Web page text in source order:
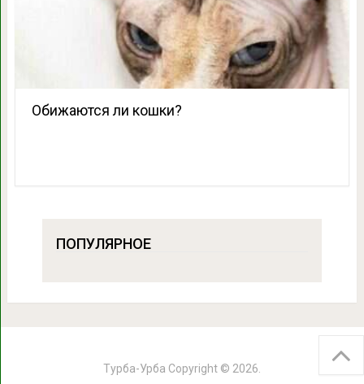
Обижаются ли кошки?
ПОПУЛЯРНОЕ
Турба-Урба Copyright © 2026.